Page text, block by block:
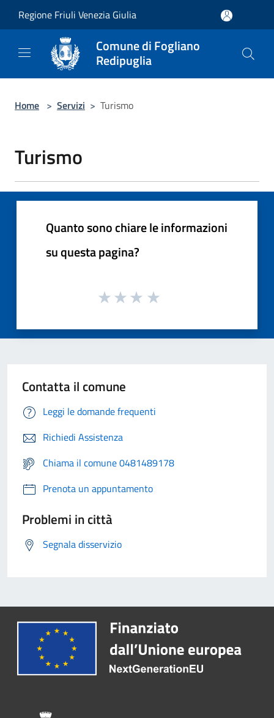
Regione Friuli Venezia Giulia
Comune di Fogliano
Redipuglia
Home > Servizi > Turismo
Turismo
Quanto sono chiare le informazioni
su questa pagina?
Contatta il comune
Leggi le domande frequenti
Richiedi Assistenza
Chiama il comune 0481489178
Prenota un appuntamento
Problemi in città
Segnala disservizio